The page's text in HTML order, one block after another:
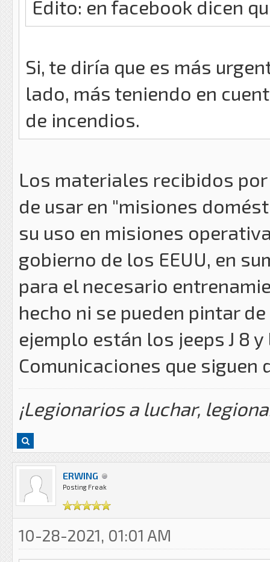
Edito: en facebook dicen
Si, te diría que es más
lado, más teniendo en
de incendios.
Los materiales recibidos
de usar en "misiones
su uso en misiones
gobierno de los EEUU, en
para el necesario
hecho ni se pueden pintar
ejemplo están los jeeps J 8
Comunicaciones que siguen
¡Legionarios a luchar,
ERWING
Posting Freak
10-28-2021, 01:01 AM